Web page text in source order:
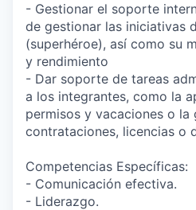
- Gestionar el soporte
de gestionar las iniciativas
(superhéroe), así como su
y rendimiento
- Dar soporte de tareas
a los integrantes, como la
permisos y vacaciones o la
contrataciones, licencias o
Competencias Específicas:
- Comunicación efectiva.
- Liderazgo.